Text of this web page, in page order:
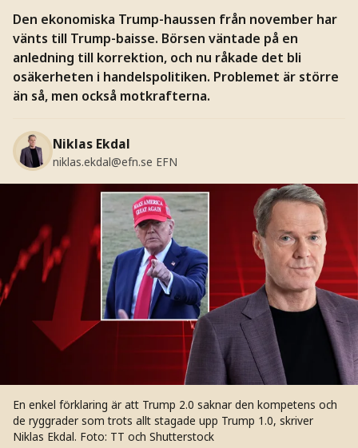
Den ekonomiska Trump-haussen från november har
vänts till Trump-baisse. Börsen väntade på en
anledning till korrektion, och nu råkade det bli
osäkerheten i handelspolitiken. Problemet är större
än så, men också motkrafterna.
Niklas Ekdal
niklas.ekdal@efn.se EFN
En enkel förklaring är att Trump 2.0 saknar den kompetens och
de ryggrader som trots allt stagade upp Trump 1.0, skriver
Niklas Ekdal. Foto: TT och Shutterstock